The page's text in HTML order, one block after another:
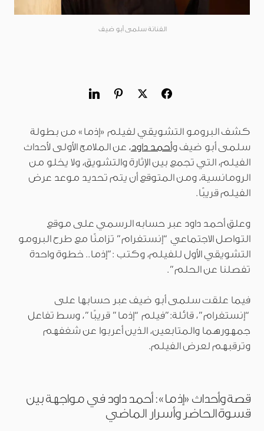
الفنانة سلمى أبو ضيف
كشف البرومو التشويقي لفيلم «إذما» من بطولة
سلمى أبو ضيف وأحمد داود، عن الملامح الأولى لأحداث
الفيلم، التي تجمع بين الإثارة والتشويق، ولا يخلو من
الرومانسية، ومن المتوقع أن يتم تحديد موعد عرض
الفيلم قريبًا.
وعلق أحمد داود عبر حسابه الرسمي على موقع
التواصل الاجتماعي “إنستغرام” تزامنًا مع طرح البرومو
التشويقي الأول للفيلم، وكتب :”إذما.. خطوة واحدة
تفصلنا عن الحلم”.
فيما علقت سلمى أبو ضيف عبر حسابها على
“إنستغرام”، قائلة:”فيلم “إذما” قريبًا”، وسط تفاعل
جمهورهما والمتابعين، الذين أعربوا عن شغفهم
وترقبهم لعرض الفيلم.
قصة وأحداث «إذما»: أحمد داود في مواجهة بين
قسوة الحاضر وأسرار الماضي